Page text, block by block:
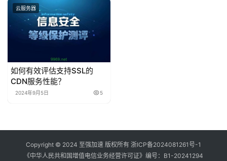
云服务器
如何有效评估支持SSL的
CDN服务性能？
2024年9月5日 5
Copyright © 2024 至强加速 版权所有 浙ICP备2024081261号-1
《中华人民共和国增值电信业务经营许可证》编号： B1-20241294